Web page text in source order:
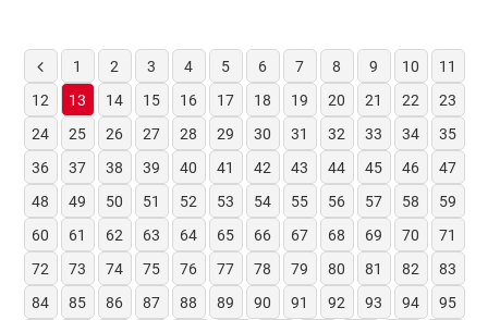
1 2 3 4 5 6 7 8 9 10
11
12
13 14 15 16 17 18 19 20 21 22
23
24
25 26 27 28 29 30 31 32 33 34
35
36
37 38 39 40 41 42 43 44 45 46
47
48
49 50 51 52 53 54 55 56 57 58
59
60
61 62 63 64 65 66 67 68 69 70
71
72
73 74 75 76 77 78 79 80 81 82
83
84
85 86 87 88 89 90 91 92 93 94
95